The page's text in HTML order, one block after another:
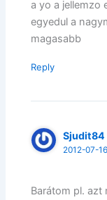
a yo a jellemzo
egyedul a
magasabb
Reply
Sjudit84
2012-07-
Barátom pl.